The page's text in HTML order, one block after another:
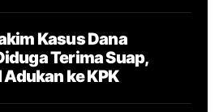
Kasus Dana
Terima Suap,
ke KPK